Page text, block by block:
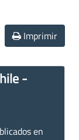
Imprimir
-
en